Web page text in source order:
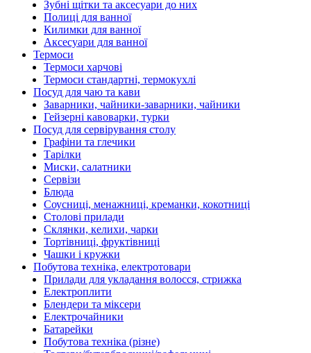
Зубні щітки та аксесуари до них
Полиці для ванної
Килимки для ванної
Аксесуари для ванної
Термоси
Термоси харчові
Термоси стандартні, термокухлі
Посуд для чаю та кави
Заварники, чайники-заварники, чайники
Гейзерні кавоварки, турки
Посуд для сервірування столу
Графіни та глечики
Тарілки
Миски, салатники
Сервізи
Блюда
Соусниці, менажниці, креманки, кокотниці
Столові прилади
Склянки, келихи, чарки
Тортівниці, фруктівниці
Чашки і кружки
Побутова техніка, електротовари
Прилади для укладання волосся, стрижка
Електроплити
Блендери та міксери
Електрочайники
Батарейки
Побутова техніка (різне)